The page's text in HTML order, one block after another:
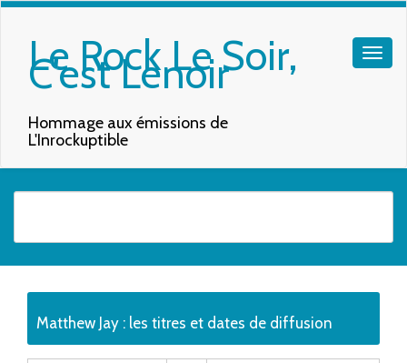
Le Rock Le Soir,
C'est Lenoir
Hommage aux émissions de
L'Inrockuptible
Matthew Jay : les titres et dates de diffusion